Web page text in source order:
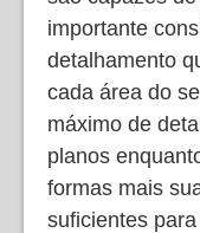
importante
detalhamento
cada área do
máximo de
planos
formas mais
suficientes